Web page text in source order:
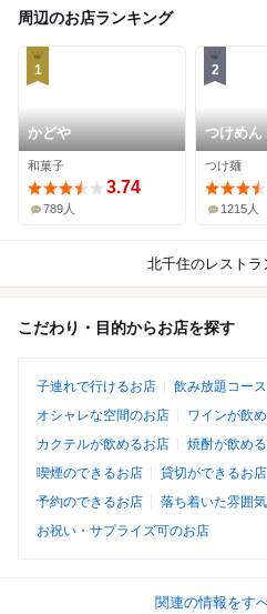
周辺のお店ランキング
1
かどや
和菓子
3.74
789人
2
つけめん
つけ麺
1215人
北千住のレストラ
こだわり・目的からお店を探す
子連れで行けるお店
飲み放題コー
オシャレな空間のお店
ワインが飲
カクテルが飲めるお店
焼酎が飲め
喫煙のできるお店
貸切ができるお店
予約のできるお店
落ち着いた雰囲
お祝い・サプライズ可のお店
関連の情報をす